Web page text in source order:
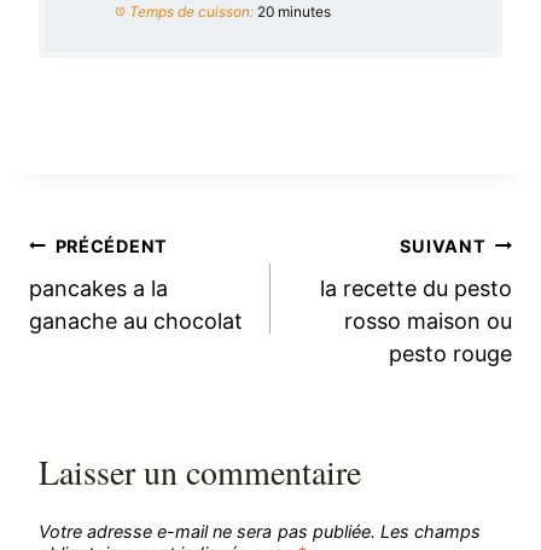
Temps de cuisson: 20 minutes
Navigation
de
PRÉCÉDENT
pancakes a la
ganache au chocolat
SUIVANT
la recette du pesto
rosso maison ou
pesto rouge
Laisser un commentaire
Votre adresse e-mail ne sera pas publiée. Les champs